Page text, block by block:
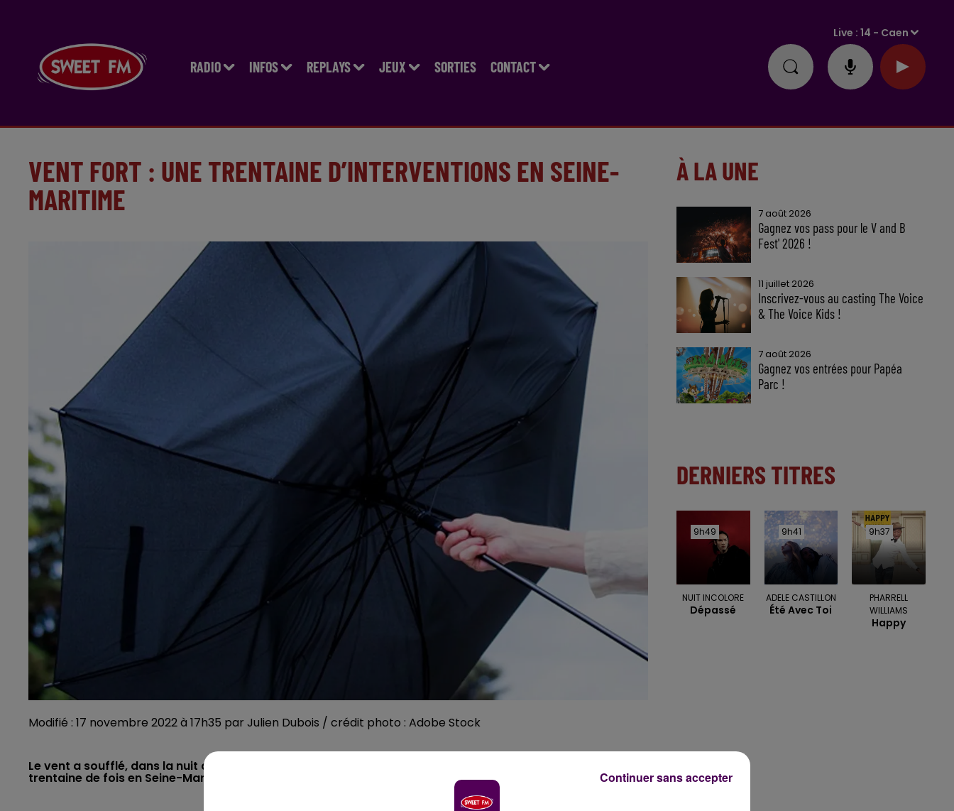
RADIO INFOS REPLAYS JEUX SORTIES CONTACT
Live :14 - Caen
VENT FORT : UNE TRENTAINE D’INTERVENTIONS EN SEINE-
MARITIME
Modifié : 17 novembre 2022 à 17h35 par Julien Dubois / crédit photo : Adobe Stock
Le vent a soufflé, dans la nuit de ces mercredi 16 au jeudi 17 novembre. Les pompiers sont intervenus une
trentaine de fois en Seine-Maritime, principalement pour des inondations et des chutes d’arbres.
À LA UNE
7 août 2026
Gagnez vos pass pour le V and B
Fest' 2026 !
11 juillet 2026
Inscrivez-vous au casting The Voice
& The Voice Kids !
7 août 2026
Gagnez vos entrées pour Papéa
Parc !
DERNIERS TITRES
9h49
9h49
NUIT INCOLORE
Dépassé
9h41
9h41
ADELE CASTILLON
Été Avec Toi
9h37
9h37
PHARRELL
WILLIAMS
Happy
Continuer sans accepter